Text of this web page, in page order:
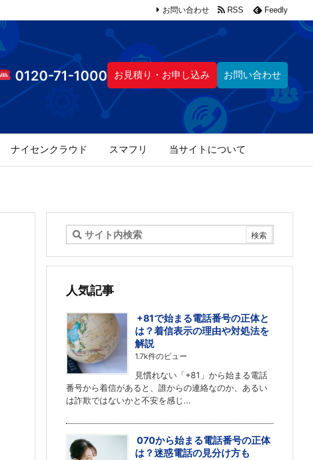
0120-71-1000 お見積り・お申し込み お問い合わせ
ナイセンクラウド スマフリ 当サイトについて
お問い合わせ RSS Feedly
人気記事
+81で始まる電話番号の正体と
は？着信表示の理由や対処法を
解説
1.7k件のビュー
見慣れない「+81」から始まる電話
番号から着信があると、誰からの連絡なのか、あるい
は詐欺ではないかと不安を感じ...
070から始まる電話番号の正体
は？迷惑電話の見分け方も